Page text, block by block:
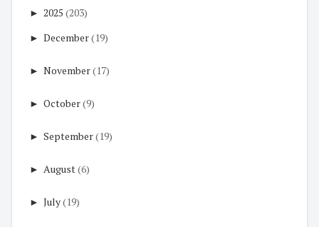
► 2025 (203)
► December(19)
► November(17)
► October(9)
► September(19)
► August(6)
► July(19)